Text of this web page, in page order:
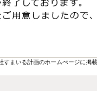
まいる計画のホームぺージに掲